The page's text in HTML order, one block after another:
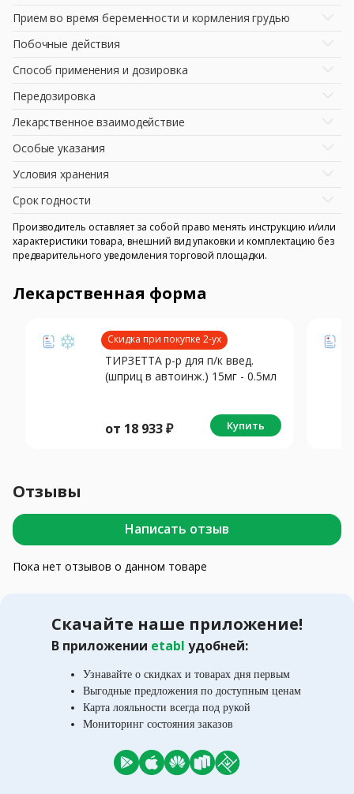
Прием во время беременности и кормления грудью
Побочные действия
Способ применения и дозировка
Передозировка
Лекарственное взаимодействие
Особые указания
Условия хранения
Срок годности
Производитель оставляет за собой право менять инструкцию и/или
характеристики товара, внешний вид упаковки и комплектацию без
предварительного уведомления торговой площадки.
Лекарственная форма
Скидка при покупке 2-ух
ТИРЗЕТТА р-р для п/к введ.
(шприц в автоинж.) 15мг - 0.5мл
от 18 933₽ Купить
Отзывы
Написать отзыв
Пока нет отзывов о данном товаре
Скачайте наше приложение!
В приложении etabl удобней:
Узнавайте о скидках и товарах дня первым
Выгодные предложения по доступным ценам
Карта лояльности всегда под рукой
Мониторинг состояния заказов